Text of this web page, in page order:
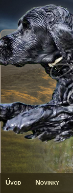
Úvod Novinky